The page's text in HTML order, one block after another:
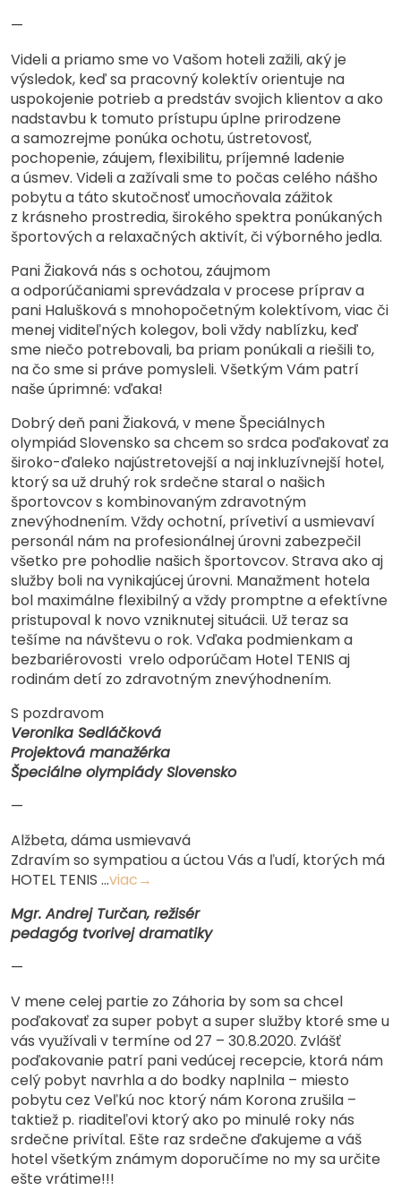
—
Videli a priamo sme vo Vašom hoteli zažili, aký je
výsledok, keď sa pracovný kolektív orientuje na
uspokojenie potrieb a predstáv svojich klientov a ako
nadstavbu k tomuto prístupu úplne prirodzene
a samozrejme ponúka ochotu, ústretovosť,
pochopenie, záujem, flexibilitu, príjemné ladenie
a úsmev. Videli a zažívali sme to počas celého nášho
pobytu a táto skutočnosť umocňovala zážitok
z krásneho prostredia, širokého spektra ponúkaných
športových a relaxačných aktivít, či výborného jedla.
Pani Žiaková nás s ochotou, záujmom
a odporúčaniami sprevádzala v procese príprav a
pani Halušková s mnohopočetným kolektívom, viac či
menej viditeľných kolegov, boli vždy nablízku, keď
sme niečo potrebovali, ba priam ponúkali a riešili to,
na čo sme si práve pomysleli. Všetkým Vám patrí
naše úprimné: vďaka!
Dobrý deň pani Žiaková, v mene Špeciálnych
olympiád Slovensko sa chcem so srdca poďakovať za
široko-ďaleko najústretovejší a naj inkluzívnejší hotel,
ktorý sa už druhý rok srdečne staral o našich
športovcov s kombinovaným zdravotným
znevýhodnením. Vždy ochotní, prívetiví a usmievaví
personál nám na profesionálnej úrovni zabezpečil
všetko pre pohodlie našich športovcov. Strava ako aj
služby boli na vynikajúcej úrovni. Manažment hotela
bol maximálne flexibilný a vždy promptne a efektívne
pristupoval k novo vzniknutej situácii. Už teraz sa
tešíme na návštevu o rok. Vďaka podmienkam a
bezbariérovosti vrelo odporúčam Hotel TENIS aj
rodinám detí zo zdravotným znevýhodnením.
S pozdravom
Veronika Sedláčková
Projektová manažérka
Špeciálne olympiády Slovensko
—
Alžbeta, dáma usmievavá
Zdravím so sympatiou a úctou Vás a ľudí, ktorých má
HOTEL TENIS …viac→
Mgr. Andrej Turčan, režisér
pedagóg tvorivej dramatiky
—
V mene celej partie zo Záhoria by som sa chcel
poďakovať za super pobyt a super služby ktoré sme u
vás využívali v termíne od 27 – 30.8.2020. Zvlášť
poďakovanie patrí pani vedúcej recepcie, ktorá nám
celý pobyt navrhla a do bodky naplnila – miesto
pobytu cez Veľkú noc ktorý nám Korona zrušila –
taktiež p. riaditeľovi ktorý ako po minulé roky nás
srdečne privítal. Ešte raz srdečne ďakujeme a váš
hotel všetkým známym doporučíme no my sa určite
ešte vrátime!!!